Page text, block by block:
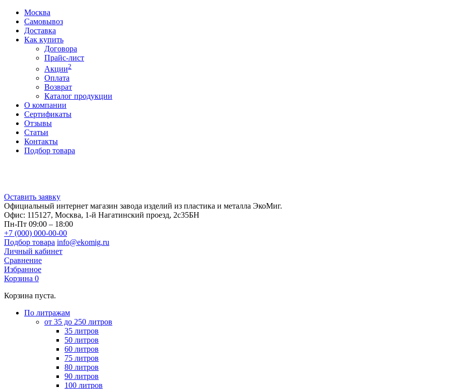
Москва
Самовывоз
Доставка
Как купить
Договора
Прайс-лист
Акции2
Оплата
Возврат
Каталог продукции
О компании
Сертификаты
Отзывы
Статьи
Контакты
Подбор товара
Оставить заявку
Официальный интернет магазин завода изделий из пластика и металла ЭкоМиг.
Офис: 115127, Москва, 1-й Нагатинский проезд, 2с35БН
Пн-Пт 09:00 – 18:00
+7 (000) 000-00-00
Подбор товара info@ekomig.ru
Личный кабинет
Сравнение
Избранное
Корзина 0
Корзина пуста.
По литражам
от 35 до 250 литров
35 литров
50 литров
60 литров
75 литров
80 литров
90 литров
100 литров